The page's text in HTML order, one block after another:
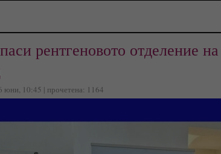
рентгеновото отделение
юни, 10:45 | прочетена: 1164